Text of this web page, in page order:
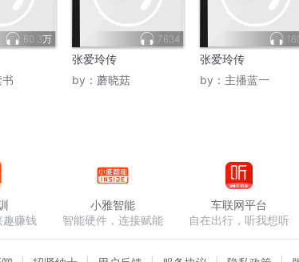
60.3万 7634
张爱玲传
by： 蘑晓菇
张爱玲传
by： 主播蓝一
趣赚钱
小雅智能
智能硬件，连接赋能
车联网平台
自在出行，听我想听